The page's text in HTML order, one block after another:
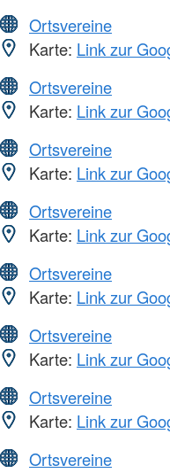
Ortsvereine
Karte: Link zur
Ortsvereine
Karte: Link zur
Ortsvereine
Karte: Link zur
Ortsvereine
Karte: Link zur
Ortsvereine
Karte: Link zur
Ortsvereine
Karte: Link zur
Ortsvereine
Karte: Link zur
Ortsvereine